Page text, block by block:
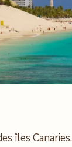
îles Canaries,